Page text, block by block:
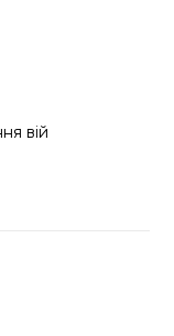
вій